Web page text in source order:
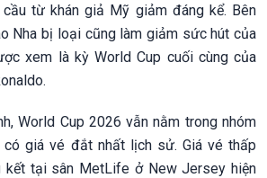
từ khán giả Mỹ giảm đáng kể. Bên
Nha bị loại cũng làm giảm sức hút của
xem là kỳ World Cup cuối cùng của
World Cup 2026 vẫn nằm trong nhóm
có giá vé đắt nhất lịch sử. Giá vé thấp
kết tại sân MetLife ở New Jersey hiện